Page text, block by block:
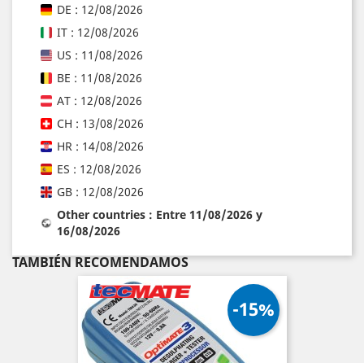
DE : 12/08/2026
IT : 12/08/2026
US : 11/08/2026
BE : 11/08/2026
AT : 12/08/2026
CH : 13/08/2026
HR : 14/08/2026
ES : 12/08/2026
GB : 12/08/2026
Other countries : Entre 11/08/2026 y
16/08/2026
TAMBIÉN RECOMENDAMOS
-15%